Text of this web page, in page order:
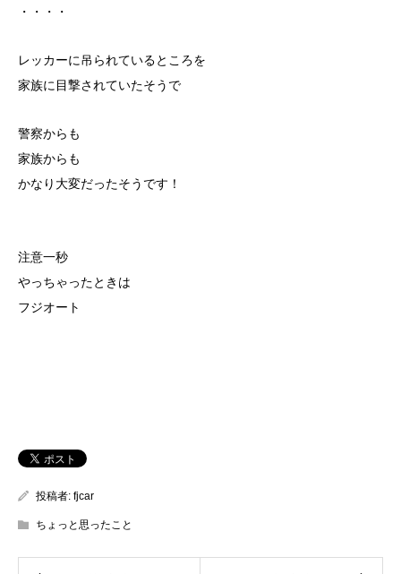
・・・・
レッカーに吊られているところを
家族に目撃されていたそうで
警察からも
家族からも
かなり大変だったそうです！
注意一秒
やっちゃったときは
フジオート
投稿者: fjcar
ちょっと思ったこと